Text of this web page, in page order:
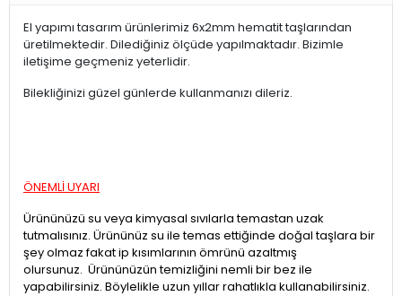
El yapımı tasarım ürünlerimiz 6x2mm hematit taşlarından
üretilmektedir. Dilediğiniz ölçüde yapılmaktadır. Bizimle
iletişime geçmeniz yeterlidir.
Bilekliğinizi güzel günlerde kullanmanızı dileriz.
ÖNEMLİ UYARI
Ürününüzü su veya kimyasal sıvılarla temastan uzak
tutmalısınız. Ürününüz su ile temas ettiğinde doğal taşlara bir
şey olmaz fakat ip kısımlarının ömrünü azaltmış
olursunuz. Ürününüzün temizliğini nemli bir bez ile
yapabilirsiniz. Böylelikle uzun yıllar rahatlıkla kullanabilirsiniz.